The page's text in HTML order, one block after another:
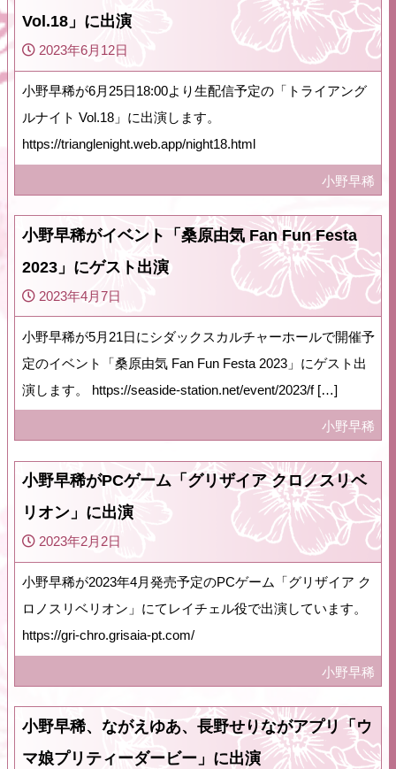
Vol.18」に出演
2023年6月12日
小野早稀が6月25日18:00より生配信予定の「トライアング
ルナイト Vol.18」に出演します。
https://trianglenight.web.app/night18.html
小野早稀
小野早稀がイベント「桑原由気 Fan Fun Festa
2023」にゲスト出演
2023年4月7日
小野早稀が5月21日にシダックスカルチャーホールで開催予
定のイベント「桑原由気 Fan Fun Festa 2023」にゲスト出
演します。 https://seaside-station.net/event/2023/f […]
小野早稀
小野早稀がPCゲーム「グリザイア クロノスリベ
リオン」に出演
2023年2月2日
小野早稀が2023年4月発売予定のPCゲーム「グリザイア ク
ロノスリベリオン」にてレイチェル役で出演しています。
https://gri-chro.grisaia-pt.com/
小野早稀
小野早稀、ながえゆあ、長野せりながアプリ「ウ
マ娘プリティーダービー」に出演